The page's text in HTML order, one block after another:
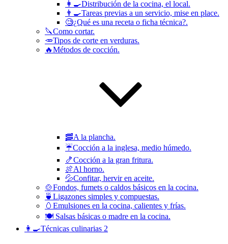
👩‍🍳Distribución de la cocina, el local.
👨‍🍳Tareas previas a un servicio, mise en place.
🧐¿Qué es una receta o ficha técnica?.
🔪Como cortar.
🥕Tipos de corte en verduras.
🔥Métodos de cocción.
🥓A la plancha.
☔️Cocción a la inglesa, medio húmedo.
🍤Cocción a la gran fritura.
🍖Al horno.
💦Confitar, hervir en aceite.
🍲Fondos, fumets o caldos básicos en la cocina.
🍵Ligazones simples y compuestas.
🥚Emulsiones en la cocina, calientes y frías.
🍽 Salsas básicas o madre en la cocina.
👩‍🍳Técnicas culinarias 2